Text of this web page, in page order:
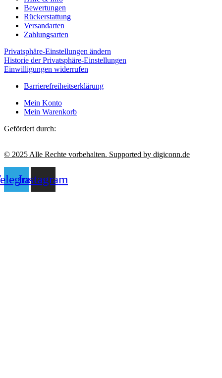
Bewertungen
Rückerstattung
Versandarten
Zahlungsarten
Privatsphäre-Einstellungen ändern
Historie der Privatsphäre-Einstellungen
Einwilligungen widerrufen
Barrierefreiheitserklärung
Mein Konto
Mein Warenkorb
Gefördert durch:
© 2025 Alle Rechte vorbehalten. Supported by digiconn.de
Instagram